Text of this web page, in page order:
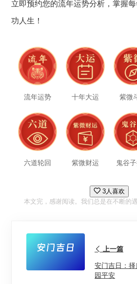
立即预约您的流年运势分析， 掌握每
功人生！
流年运势 十年大运 紫微
六道轮回 紫微财运 鬼谷
3人喜欢
本文完，感谢阅读。我们总是在不断的
上一篇
安门吉日：
园平安